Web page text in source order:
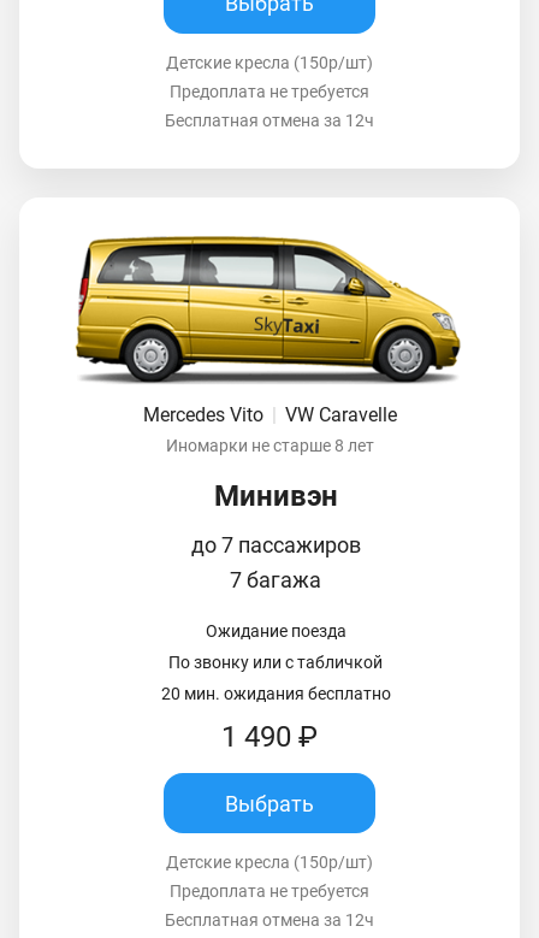
Детские кресла (150р/шт)
Предоплата не требуется
Бесплатная отмена за 12ч
Mercedes Vito VW Caravelle
Иномарки не старше 8 лет
Минивэн
до 7 пассажиров
7 багажа
Ожидание поезда
По звонку или с табличкой
20 мин. ожидания бесплатно
1 490 ₽
Выбрать
Детские кресла (150р/шт)
Предоплата не требуется
Бесплатная отмена за 12ч